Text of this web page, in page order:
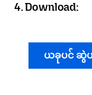
4. Download:
ယခုပင် ဆွဲယူ